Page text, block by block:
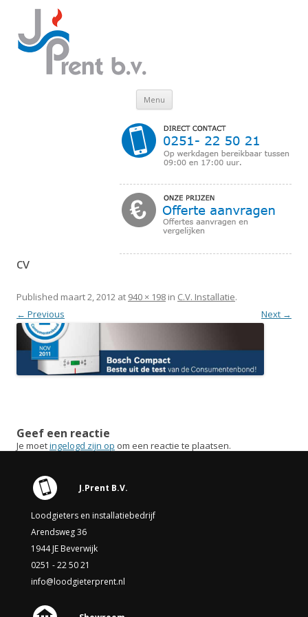
Menu Skip to content
cv
Published maart 2, 2012 at 940 × 198 in C.V. Installatie.
← Previous
Next →
Geef een reactie
Je moetingelogd zijn op om een reactie te plaatsen.
J.Prent B.V.
Loodgieters en installatiebedrijf
Arendsweg 36
1944 JE Beverwijk
0251 - 22 50 21
info@loodgieterprent.nl